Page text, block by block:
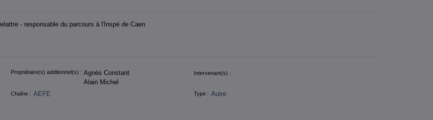
- responsable du parcours à l'Inspé de Caen
Propriétaire(s) additionnel(s) : Agnès Constant
Alain Michel
Intervenant(s) :
Chaîne : AEFE Type : Autre